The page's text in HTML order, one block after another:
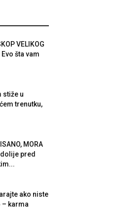
VELIKOG
Evo šta vam
stiže u
trenutku,
MORA
pred
ako niste
– karma